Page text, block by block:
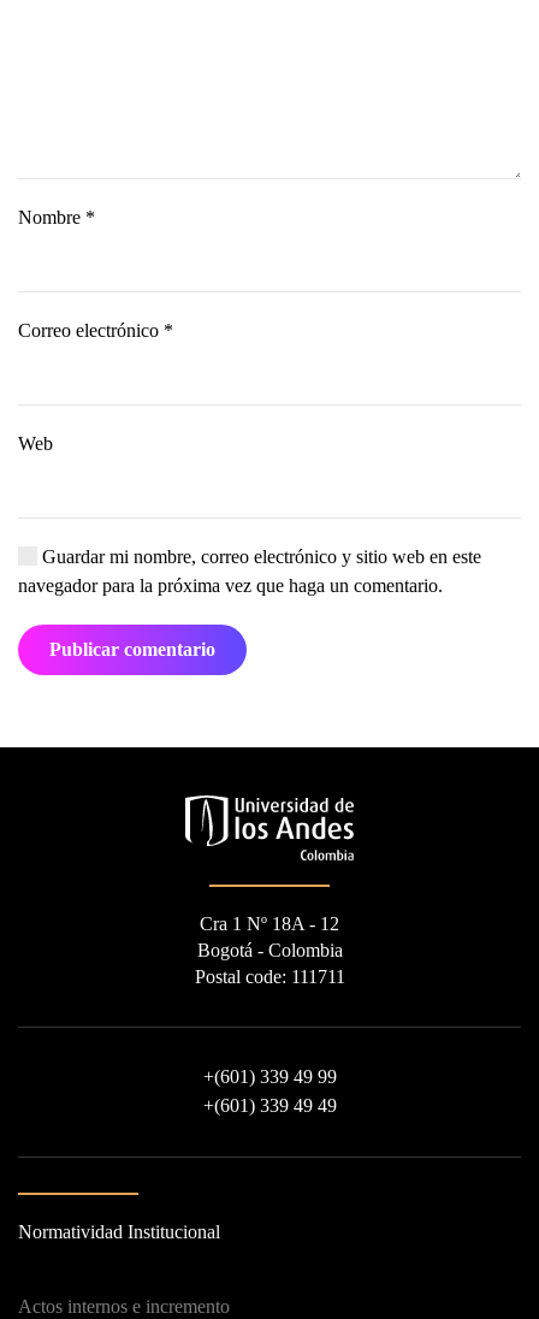
Nombre *
Correo electrónico *
Web
Guardar mi nombre, correo electrónico y sitio web en este
navegador para la próxima vez que haga un comentario.
Publicar comentario
Cra 1 Nº 18A - 12
Bogotá - Colombia
Postal code: 111711
+(601) 339 49 99
+(601) 339 49 49
Normatividad Institucional
Actos internos e incremento